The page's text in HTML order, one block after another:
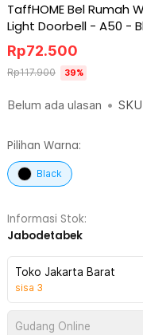
TaffHOME Bel Rumah
Light Doorbell - A50 -
Belum ada ulasan • SKU
Rp72.500
Rp117.900 39%
Pilihan Warna:
Black
Informasi Stok:
Jabodetabek
Toko Jakarta Barat
sisa 3
Gudang Online